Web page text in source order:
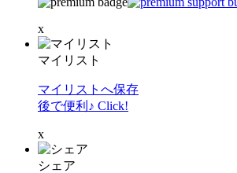
x
マイリスト
マイリストへ保存
後で便利♪ Click!
x
シェア